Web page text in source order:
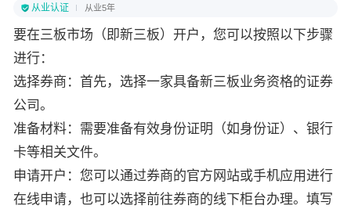
从业认证 从业5年
要在三板市场（即新三板）开户，您可以按照以下步骤
进行：
选择券商：首先，选择一家具备新三板业务资格的证券
公司。
准备材料：需要准备有效身份证明（如身份证）、银行
卡等相关文件。
申请开户：您可以通过券商的官方网站或手机应用进行
在线申请，也可以选择前往券商的线下柜台办理。填写